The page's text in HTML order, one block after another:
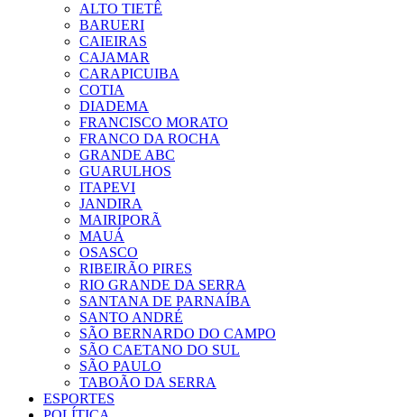
ALTO TIETÊ
BARUERI
CAIEIRAS
CAJAMAR
CARAPICUIBA
COTIA
DIADEMA
FRANCISCO MORATO
FRANCO DA ROCHA
GRANDE ABC
GUARULHOS
ITAPEVI
JANDIRA
MAIRIPORÃ
MAUÁ
OSASCO
RIBEIRÃO PIRES
RIO GRANDE DA SERRA
SANTANA DE PARNAÍBA
SANTO ANDRÉ
SÃO BERNARDO DO CAMPO
SÃO CAETANO DO SUL
SÃO PAULO
TABOÃO DA SERRA
ESPORTES